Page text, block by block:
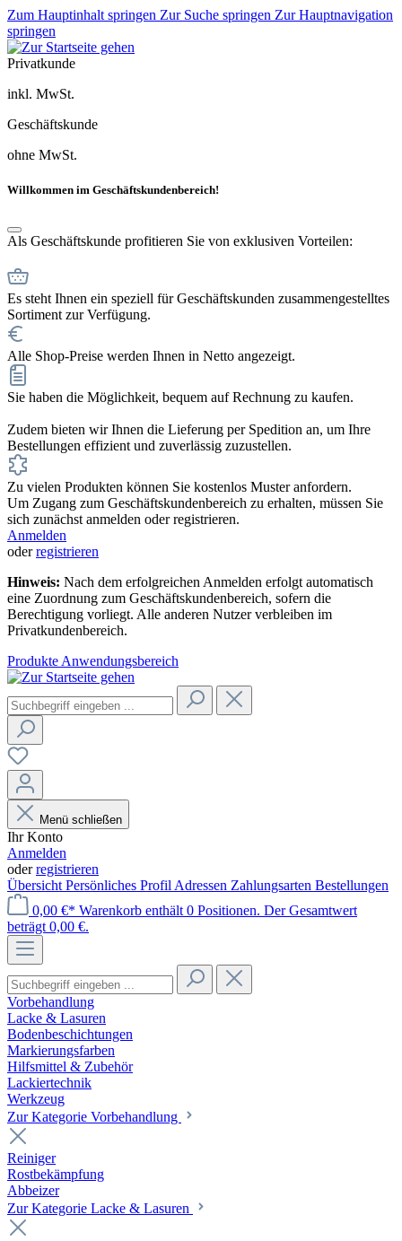
Zum Hauptinhalt springen Zur Suche springen Zur Hauptnavigation
springen
Privatkunde
inkl. MwSt.
Geschäftskunde
ohne MwSt.
Willkommen im Geschäftskundenbereich!
Als Geschäftskunde profitieren Sie von exklusiven Vorteilen:
Es steht Ihnen ein speziell für Geschäftskunden zusammengestelltes
Sortiment zur Verfügung.
Alle Shop-Preise werden Ihnen in Netto angezeigt.
Sie haben die Möglichkeit, bequem auf Rechnung zu kaufen.
Zudem bieten wir Ihnen die Lieferung per Spedition an, um Ihre
Bestellungen effizient und zuverlässig zuzustellen.
Zu vielen Produkten können Sie kostenlos Muster anfordern.
Um Zugang zum Geschäftskundenbereich zu erhalten, müssen Sie
sich zunächst anmelden oder registrieren.
Anmelden
oderregistrieren
Hinweis: Nach dem erfolgreichen Anmelden erfolgt automatisch
eine Zuordnung zum Geschäftskundenbereich, sofern die
Berechtigung vorliegt. Alle anderen Nutzer verbleiben im
Privatkundenbereich.
Produkte Anwendungsbereich
Menü schließen
Ihr Konto
Anmelden
oderregistrieren
Übersicht Persönliches Profil Adressen Zahlungsarten Bestellungen
0,00 €* Warenkorb enthält 0 Positionen. Der Gesamtwert
beträgt 0,00 €.
Vorbehandlung
Lacke & Lasuren
Bodenbeschichtungen
Markierungsfarben
Hilfsmittel & Zubehör
Lackiertechnik
Werkzeug
Zur Kategorie Vorbehandlung
Reiniger
Rostbekämpfung
Abbeizer
Zur Kategorie Lacke & Lasuren